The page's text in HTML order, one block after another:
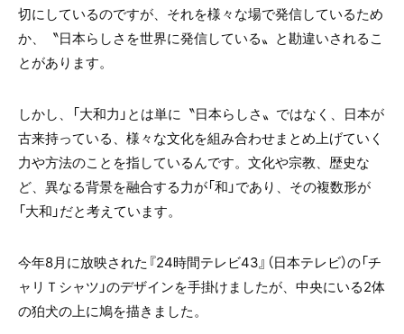
切にしているのですが、それを様々な場で発信しているため
か、〝日本らしさを世界に発信している〟と勘違いされるこ
とがあります。
しかし、「大和力」とは単に〝日本らしさ〟ではなく、日本が
古来持っている、様々な文化を組み合わせまとめ上げていく
力や方法のことを指しているんです。文化や宗教、歴史な
ど、異なる背景を融合する力が「和」であり、その複数形が
「大和」だと考えています。
今年8月に放映された『24時間テレビ43』（日本テレビ）の「チ
ャリＴシャツ」のデザインを手掛けましたが、中央にいる2体
の狛犬の上に鳩を描きました。